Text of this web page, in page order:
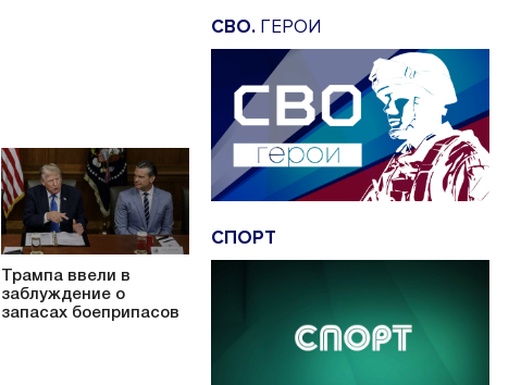
Трампа ввели в
заблуждение о
запасах боеприпасов
СВО. ГЕРОИ
СПОРТ